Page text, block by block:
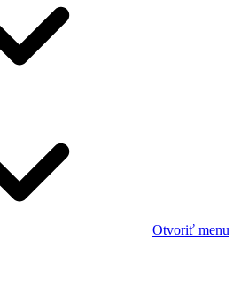
Otvoriť menu
Powered by chaterimo